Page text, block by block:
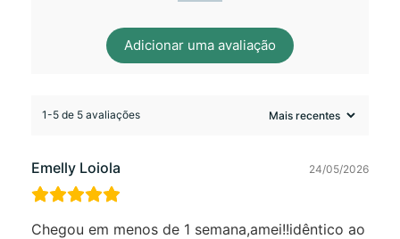
Adicionar uma avaliação
1-5 de 5 avaliações
Emelly Loiola 24/05/2026
Chegou em menos de 1 semana,amei!!idêntico ao